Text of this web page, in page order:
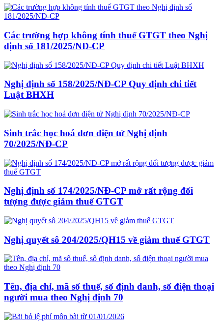
Các trường hợp không tính thuế GTGT theo Nghị
định số 181/2025/NĐ-CP
Nghị định số 158/2025/NĐ-CP Quy định chi tiết
Luật BHXH
Sinh trắc học hoá đơn điện tử Nghị định
70/2025/NĐ-CP
Nghị định số 174/2025/NĐ-CP mở rất rộng đối
tượng được giảm thuế GTGT
Nghị quyết sô 204/2025/QH15 về giảm thuế GTGT
Tên, địa chỉ, mã số thuế, số định danh, số điện thoại
người mua theo Nghị định 70